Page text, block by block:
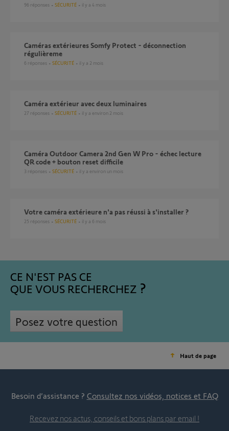
96 réponses SÉCURITÉ il y a 4 mois
Caméras extérieures Somfy Protect - déconnection
régulièreme
6 réponses SÉCURITÉ il y a 2 mois
Caméra extérieur avec deux luminaires
27 réponses SÉCURITÉ il y a environ 2 mois
Caméra Outdoor Camera 2nd Gen W Pro - échec lecture
QR code + bouton reset difficile
3 réponses SÉCURITÉ il y a environ un mois
Votre caméra extérieure n'a pas réussi à s'installer ?
25 réponses SÉCURITÉ il y a 6 mois
CE N'EST PAS CE
QUE VOUS RECHERCHEZ
Posez votre question
Haut de page
Besoin d’assistance ? Consultez nos vidéos, notices et FAQ
Recevez nos actus, conseils et bons plans par email !